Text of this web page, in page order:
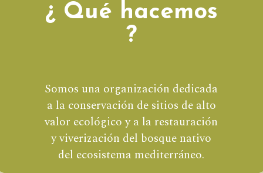
¿ Qué hacemos
?
Somos una organización dedicada
a la conservación de sitios de alto
valor ecológico y a la restauración
y viverización del bosque nativo
del ecosistema mediterráneo.